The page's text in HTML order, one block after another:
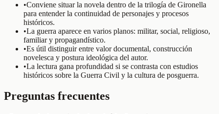
•Conviene situar la novela dentro de la trilogía de Gironella
para entender la continuidad de personajes y procesos
históricos.
•La guerra aparece en varios planos: militar, social, religioso,
familiar y propagandístico.
•Es útil distinguir entre valor documental, construcción
novelesca y postura ideológica del autor.
•La lectura gana profundidad si se contrasta con estudios
históricos sobre la Guerra Civil y la cultura de posguerra.
Preguntas frecuentes